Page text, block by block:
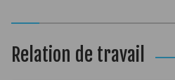
Relation de travail